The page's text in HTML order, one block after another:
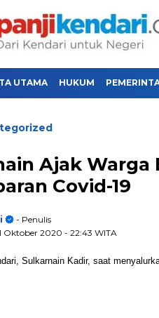
UTAMA HUKUM
Ajak Warga
Covid-19
- Penulis
Oktober 2020 - 22:43 WITA